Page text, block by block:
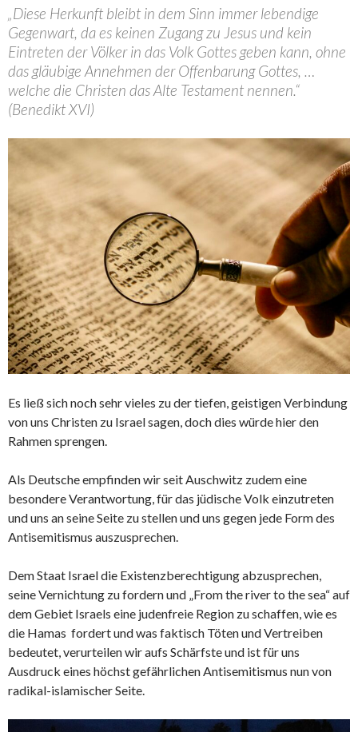
„Diese Herkunft bleibt in dem Sinn immer lebendige
Gegenwart, da es keinen Zugang zu Jesus und kein
Eintreten der Völker in das Volk Gottes geben kann, ohne
das gläubige Annehmen der Offenbarung Gottes, …
welche die Christen das Alte Testament nennen.“
(Benedikt XVI)
Es ließ sich noch sehr vieles zu der tiefen, geistigen Verbindung
von uns Christen zu Israel sagen, doch dies würde hier den
Rahmen sprengen.
Als Deutsche empfinden wir seit Auschwitz zudem eine
besondere Verantwortung, für das jüdische Volk einzutreten
und uns an seine Seite zu stellen und uns gegen jede Form des
Antisemitismus auszusprechen.
Dem Staat Israel die Existenzberechtigung abzusprechen,
seine Vernichtung zu fordern und „From the river to the sea“ auf
dem Gebiet Israels eine judenfreie Region zu schaffen, wie es
die Hamas fordert und was faktisch Töten und Vertreiben
bedeutet, verurteilen wir aufs Schärfste und ist für uns
Ausdruck eines höchst gefährlichen Antisemitismus nun von
radikal-islamischer Seite.